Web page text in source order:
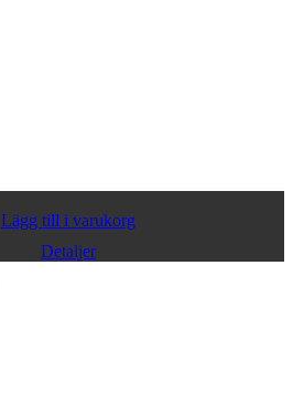
Lägg till i varukorg
Detaljer